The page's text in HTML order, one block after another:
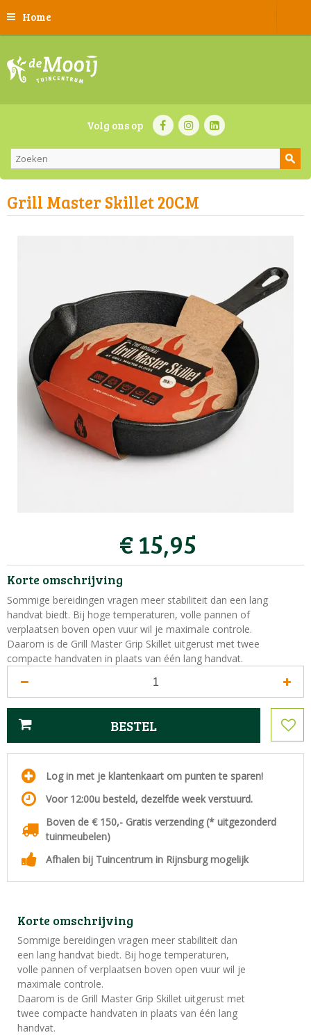
Home
Volg ons op
Grill Master Skillet 20CM
€15,95
Korte omschrijving
Sommige bereidingen vragen meer stabiliteit dan een lang
handvat biedt. Bij hoge temperaturen, volle pannen of
verplaatsen boven open vuur wil je maximale controle.
Daarom is de Grill Master Grip Skillet uitgerust met twee
compacte handvaten in plaats van één lang handvat.
Log in met je klantenkaart om punten te sparen!
Voor 12:00u besteld, dezelfde week verstuurd.
Boven de € 150,- Gratis verzending (* uitgezonderd
tuinmeubelen)
Afhalen bij Tuincentrum in Rijnsburg mogelijk
Korte omschrijving
Sommige bereidingen vragen meer stabiliteit dan
een lang handvat biedt. Bij hoge temperaturen,
volle pannen of verplaatsen boven open vuur wil je
maximale controle.
Daarom is de Grill Master Grip Skillet uitgerust met
twee compacte handvaten in plaats van één lang
handvat.